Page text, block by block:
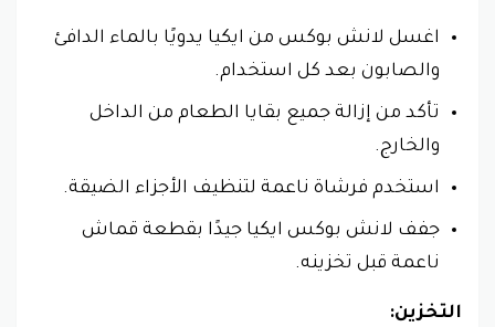
اغسل لانش بوكس من ايكيا يدويًا بالماء الدافئ
والصابون بعد كل استخدام.
تأكد من إزالة جميع بقايا الطعام من الداخل
والخارج.
استخدم فرشاة ناعمة لتنظيف الأجزاء الضيقة.
جفف لانش بوكس ايكيا جيدًا بقطعة قماش
ناعمة قبل تخزينه.
التخزين: